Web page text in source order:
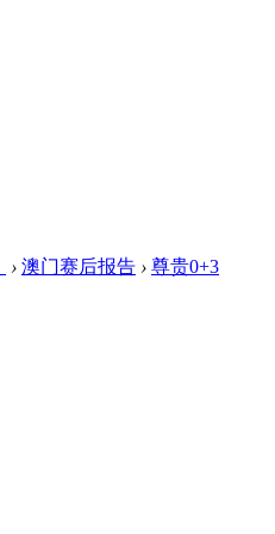
› 澳门赛后报告 › 尊贵0+3